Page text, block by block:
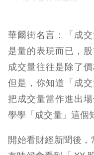
華爾街名言：「成
是量的表現而已，
成交量往往是除了
但是，你知道「成
把成交量當作進出
學學「成交量」這個
開始看財經新聞後，